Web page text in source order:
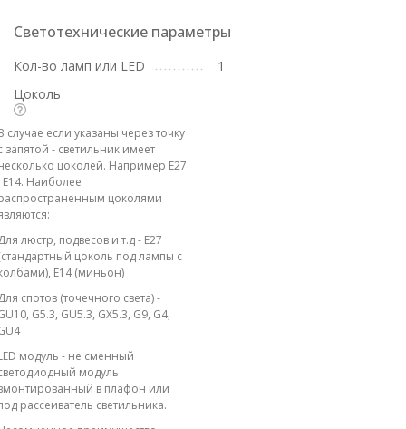
Светотехнические параметры
Кол-во ламп или LED
1
Цоколь
случае если указаны через точку
запятой - светильник имеет
цоколей. Например E27
E14. Наиболее
цоколями
люстр, подвесов и т.д - E27
цоколь под лампы с
E14 (миньон)
спотов (точечного света) -
G5.3, GU5.3, GX5.3, G9, G4,
модуль - не сменный
модуль
в плафон или
рассеиватель светильника.